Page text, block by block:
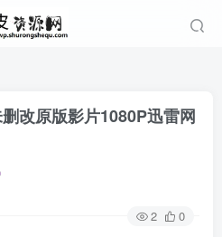
改原版影片1080P迅雷网
2 0